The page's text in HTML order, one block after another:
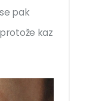
pak
kaz